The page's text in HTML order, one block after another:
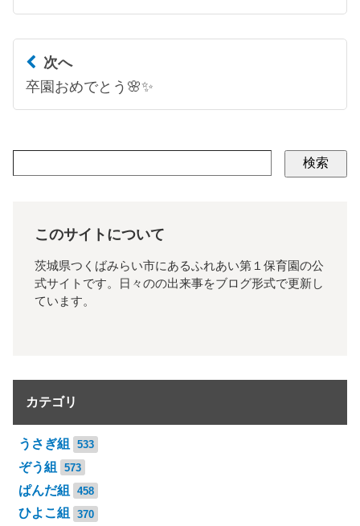
次へ
卒園おめでとう🌸✨
検索
このサイトについて
茨城県つくばみらい市にあるふれあい第１保育園の公
式サイトです。日々のの出来事をブログ形式で更新し
ています。
カテゴリ
うさぎ組 533
ぞう組 573
ぱんだ組 458
ひよこ組 370